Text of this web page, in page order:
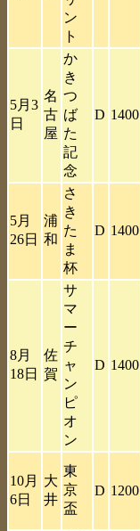
ン
ト
5月3
日
名
古
屋
か
き
つ
ば
た
記
念
D 1400
5月
26日
浦
和
さ
き
た
ま
杯
D 1400
8月
18日
佐
賀
サ
マ
ー
チ
ャ
ン
ピ
オ
ン
D 1400
10月
6日
大
井
東
京
盃
D 1200